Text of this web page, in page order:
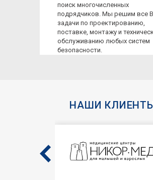
поиск многочисленных
подрядчиков. Мы решим все
задачи по проектированию,
поставке, монтажу и
обслуживанию любых систем
безопасности.
НАШИ